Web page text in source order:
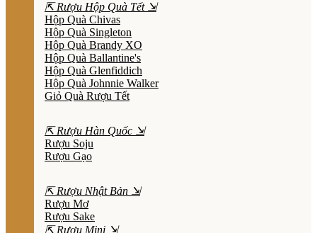
⇱ Rượu Hộp Quà Tết ⇲
Hộp Quà Chivas
Hộp Quà Singleton
Hộp Quà Brandy XO
Hộp Quà Ballantine's
Hộp Quà Glenfiddich
Hộp Quà Johnnie Walker
Giỏ Quà Rượu Tết
⇱ Rượu Hàn Quốc ⇲
Rượu Soju
Rượu Gạo
⇱ Rượu Nhật Bản ⇲
Rượu Mơ
Rượu Sake
⇱ Rượu Mini ⇲